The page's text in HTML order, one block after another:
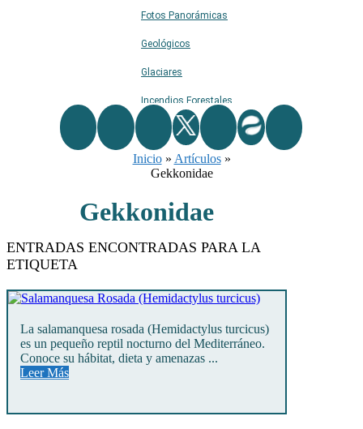
Fotos Panorámicas
Geológicos
Glaciares
Incendios Forestales
Naturaleza
Ríos
Terremotos
Topográficos
Inicio» Artículos»
Gekkonidae
Gekkonidae
ENTRADAS ENCONTRADAS PARA LA
ETIQUETA
La salamanquesa rosada (Hemidactylus turcicus)
es un pequeño reptil nocturno del Mediterráneo.
Conoce su hábitat, dieta y amenazas ...
Leer Más